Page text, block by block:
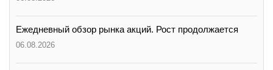
Ежедневный обзор рынка акций. Рост продолжается
06.08.2026